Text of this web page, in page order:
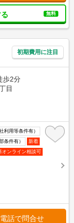
無料
初期費用に注目
歩2分
目
用等条件有）
条件有）
新着
オンライン相談可
電話で問合せ